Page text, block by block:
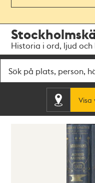
navigationen
huvudinnehållet
Historia i ord, ljud och
Visa